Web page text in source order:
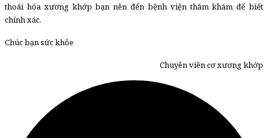
thoái hóa xương khớp bạn nên đến bệnh viện thăm khám để biết
chính xác.
Chúc bạn sức khỏe
Chuyên viên cơ xương khớp